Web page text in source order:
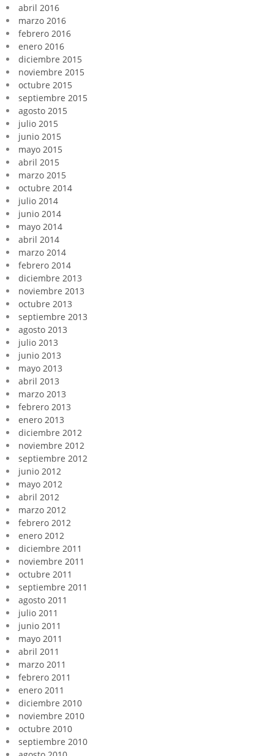
abril 2016
marzo 2016
febrero 2016
enero 2016
diciembre 2015
noviembre 2015
octubre 2015
septiembre 2015
agosto 2015
julio 2015
junio 2015
mayo 2015
abril 2015
marzo 2015
octubre 2014
julio 2014
junio 2014
mayo 2014
abril 2014
marzo 2014
febrero 2014
diciembre 2013
noviembre 2013
octubre 2013
septiembre 2013
agosto 2013
julio 2013
junio 2013
mayo 2013
abril 2013
marzo 2013
febrero 2013
enero 2013
diciembre 2012
noviembre 2012
septiembre 2012
junio 2012
mayo 2012
abril 2012
marzo 2012
febrero 2012
enero 2012
diciembre 2011
noviembre 2011
octubre 2011
septiembre 2011
agosto 2011
julio 2011
junio 2011
mayo 2011
abril 2011
marzo 2011
febrero 2011
enero 2011
diciembre 2010
noviembre 2010
octubre 2010
septiembre 2010